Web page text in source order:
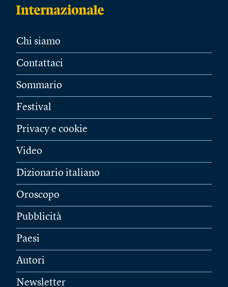
Chi siamo
Contattaci
Sommario
Festival
Privacy e cookie
Video
Dizionario italiano
Oroscopo
Pubblicità
Paesi
Autori
Newsletter